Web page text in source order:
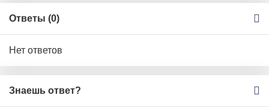
Ответы (0)
Нет ответов
Знаешь ответ?